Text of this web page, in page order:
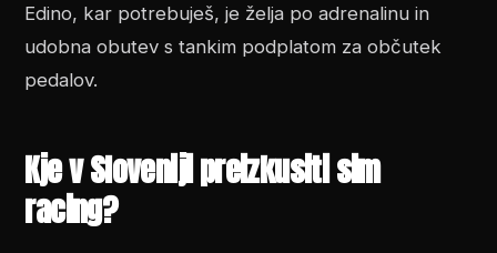
Edino, kar potrebuješ, je želja po adrenalinu in
udobna obutev s tankim podplatom za občutek
pedalov.
Kje v Sloveniji preizkusiti sim
racing?